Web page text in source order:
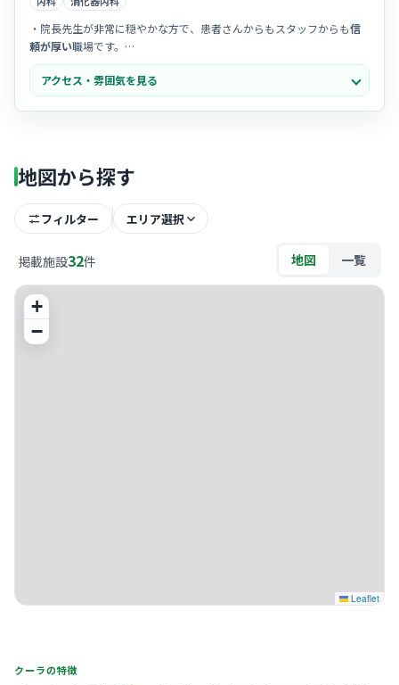
・院長先生が非常に穏やかな方で、患者さんからもスタッフからも信
頼が厚い職場です。
・スタッフ同士のコミュニケーションが活発で、相談しやすい温かな
空気感があります。
・院内は清掃が行き届き、清潔で開放感のある、働き心地の良い空間
アクセス・雰囲気を見る
地図から探す
フィルター エリア選択
掲載施設32件 地図 一覧
+
−
Leaflet
クーラの特徴